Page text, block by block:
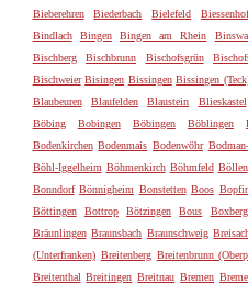
Bieberehren
Biederbach Bielefeld
Bindlach
Bingen Bingen am Rhein
Bischberg
Bischbrunn Bischofsgrün
Bischweier Bisingen Bissingen Bissingen
Blaubeuren
Blaufelden Blaustein Blieskastel
Böbing
Bobingen Böbingen Böblingen
Bodenkirchen Bodenmais Bodenwöhr
Böhl-Iggelheim Böhmenkirch Böhmfeld Böllen
Bonndorf Bönnigheim Bonstetten Boos
Böttingen
Bottrop Bötzingen Bous Boxberg
Bräunlingen Braunsbach Braunschweig
(Unterfranken) Breitenberg Breitenbrunn
Breitenthal Breitingen Breitnau Bremen